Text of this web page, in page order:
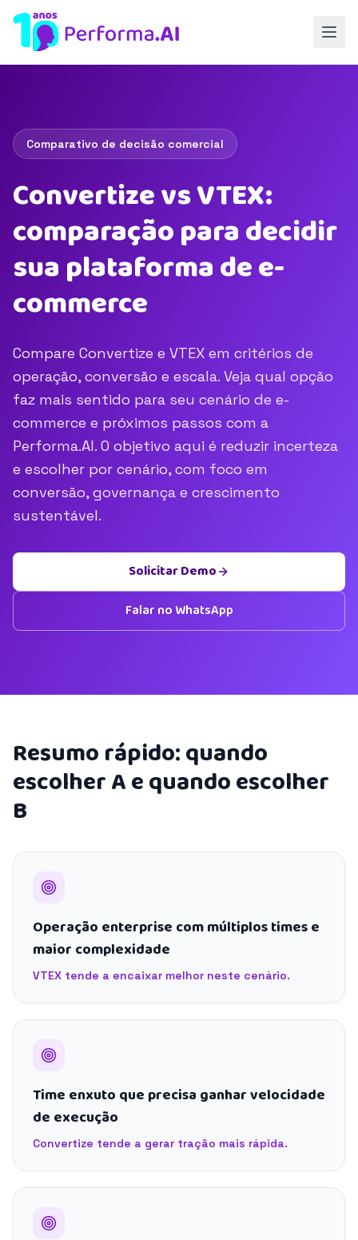
Comparativo de decisão comercial
Convertize vs VTEX:
comparação para decidir
sua plataforma de e-
commerce
Compare Convertize e VTEX em critérios de
operação, conversão e escala. Veja qual opção
faz mais sentido para seu cenário de e-
commerce e próximos passos com a
Performa.AI. O objetivo aqui é reduzir incerteza
e escolher por cenário, com foco em
conversão, governança e crescimento
sustentável.
Solicitar Demo
Falar no WhatsApp
Resumo rápido: quando
escolher A e quando escolher
B
Operação enterprise com múltiplos times e
maior complexidade
VTEX tende a encaixar melhor neste cenário.
Time enxuto que precisa ganhar velocidade
de execução
Convertize tende a gerar tração mais rápida.